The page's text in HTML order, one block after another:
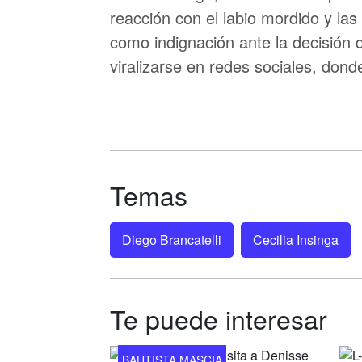
reacción con el labio mordido y
como indignación ante la
viralizarse en redes sociales,
Temas
Diego Brancatelli Cecilia Insinga
Te puede interesar